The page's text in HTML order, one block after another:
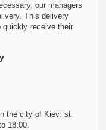
our managers
This delivery
quickly receive their
the city of Kiev: st.
18:00.